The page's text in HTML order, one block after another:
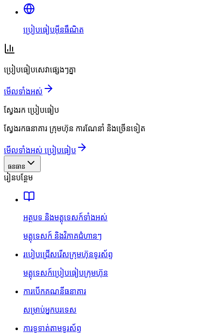
ប្រៀបធៀបអ៊ីនធឺណិត
ប្រៀបធៀបសេវាផ្សេងៗគ្នា
មើលទាំងអស់
ស្វែងរក ប្រៀបធៀប
ស្វែងរកធនាគារ ក្រុមហ៊ុន ការណែនាំ និងច្រើនទៀត
មើលទាំងអស់ ប្រៀបធៀប
ធនធាន
រៀនបន្ថែម
អត្ថបទ និងមគ្គុទេសក៍ទាំងអស់
មគ្គុទេសក៍ និងវិភាគជំហានៗ
របៀបជ្រើសរើសក្រុមហ៊ុនទូរស័ព្ទ
មគ្គុទេសក៍ប្រៀបធៀបក្រុមហ៊ុន
ការបើកគណនីធនាគារ
សម្រាប់អ្នកបរទេស
ការទូទាត់តាមទូរស័ព្ទ